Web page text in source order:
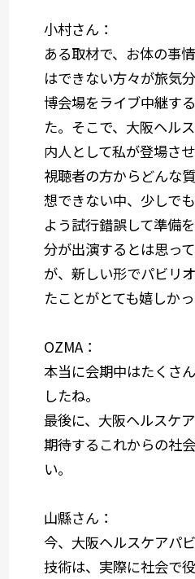
小村さん：
ある取材で、お体の事
はできない方々が旅気
博会場をライブ中継す
た。そこで、大阪ヘル
内人として私が登場さ
視聴者の方からどんな
想できない中、少しで
よう試行錯誤して準備
分が出演するとは思っ
が、新しい形でパビリ
たことがとても嬉しかっ
OZMA：
本当に会期中はたくさ
したね。
最後に、大阪ヘルスケ
期待するこれからの社
い。
山縣さん：
今、大阪ヘルスケアパ
技術は、実際に社会で